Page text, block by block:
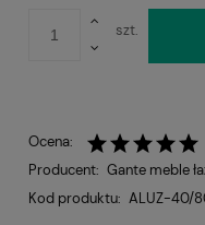
szt.
Ocena:
Producent: Gante meble
Kod produktu: ALUZ-40/